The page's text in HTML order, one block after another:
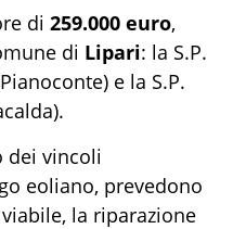
di 259.000 euro,
di Lipari: la S.P.
e la S.P.
dei vincoli
eoliano, prevedono
la riparazione